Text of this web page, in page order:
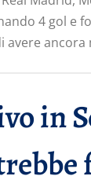
4 gol e
avere
in